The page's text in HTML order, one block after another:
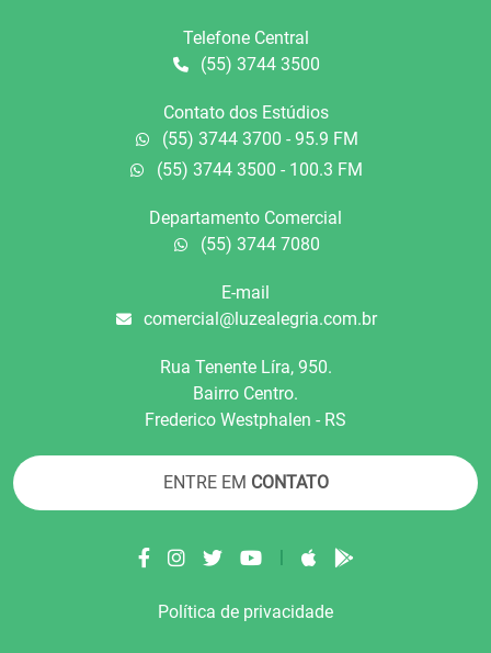
Telefone Central
(55) 3744 3500
Contato dos Estúdios
(55) 3744 3700 - 95.9 FM
(55) 3744 3500 - 100.3 FM
Departamento Comercial
(55) 3744 7080
E-mail
comercial@luzealegria.com.br
Rua Tenente Líra, 950.
Bairro Centro.
Frederico Westphalen - RS
ENTRE EM CONTATO
|
Política de privacidade